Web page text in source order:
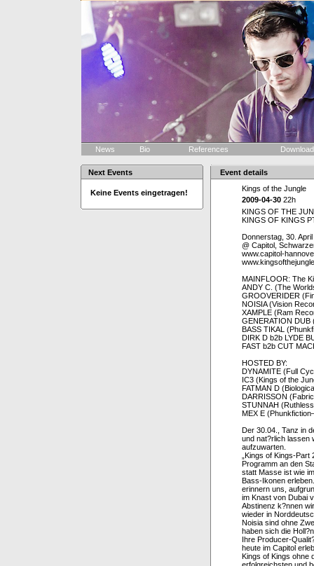
News Bio References
Next Events
Keine Events eingetragen!
Event details
Kings of the Jungle
2009-04-30 22h
KINGS OF THE
KINGS OF KINGS
Donnerstag, 30.
@ Capitol,
www.capitol-
MAINFLOOR: The
ANDY C. (The
GROOVERIDER
NOISIA (Vision
XAMPLE (Ram
GENERATION DUB
BASS TIKAL
DIRK D b2b LYDE
FAST b2b CUT
HOSTED BY:
DYNAMITE (Full
IC3 (Kings of the
FATMAN D
DARRISSON
STUNNAH
MEX E
Der 30.04., Tanz in
und nat?rlich lassen
aufzuwarten.
„Kings of Kings-
Programm an den
statt Masse ist wie
Bass-Ikonen
erinnern uns,
im Knast von Dubai
Abstinenz k?nnen
wieder in
Noisia sind ohne
haben sich die
Ihre Producer-
heute im Capitol
Kings of Kings ohne